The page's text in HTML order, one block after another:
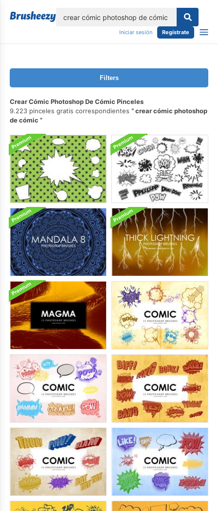
Iniciar sesión Regístrate
Filters
Crear Cómic Photoshop De Cómic Pinceles
9.223 pinceles gratis correspondientes
crear cómic photoshop
de cómic